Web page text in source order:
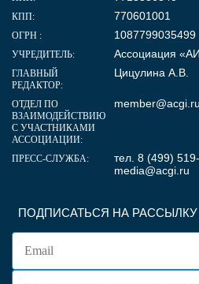
ПОДПИСАТЬСЯ НА РАССЫЛКУ
КПП: 770601001
ОГРН : 1087799035499
УЧРЕДИТЕЛЬ: Ассоциация
ГЛАВНЫЙ
РЕДАКТОР:
Цицулина А.В.
ОТДЕЛ ПО
ВЗАИМОДЕЙСТВИЮ
С УЧАСТНИКАМИ
АССОЦИАЦИИ:
member@acgi.ru
ПРЕСС-СЛУЖБА:
тел. 8 (499)
media@acgi.ru